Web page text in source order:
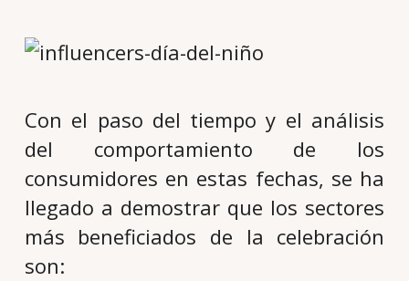
Con el paso del tiempo y el análisis
del comportamiento de los
consumidores en estas fechas, se ha
llegado a demostrar que los sectores
más beneficiados de la celebración
son: